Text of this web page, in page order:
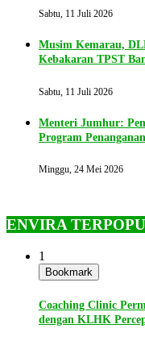
Sabtu, 11 Juli 2026
Musim Kemarau,
Kebakaran TPST
Sabtu, 11 Juli 2026
Menteri Jumhur:
Program
Minggu, 24 Mei 2026
ENVIRA
1
Bookmark
Coaching Clinic
dengan KLHK